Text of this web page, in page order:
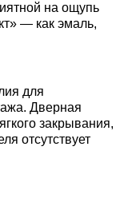
на ощупь
— как эмаль,
для
Дверная
закрывания,
отсутствует